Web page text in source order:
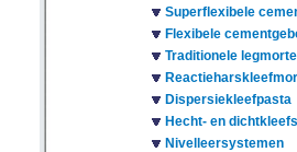
Superflexibele
Flexibele
Traditionele legmortel
Dispersiekleefpasta
Hecht- en
Nivelleersystemen